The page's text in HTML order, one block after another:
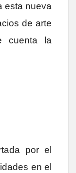
esta nueva
de arte
cuenta la
por el
en el